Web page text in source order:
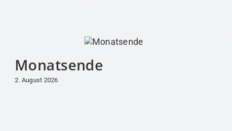
Monatsende
2. August 2026